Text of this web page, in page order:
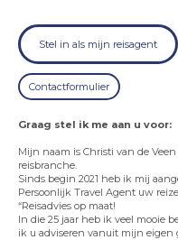
Stel in als mijn reisagent
Contactformulier
Graag stel ik me aan u voor:
Mijn naam is Christi van de
reisbranche.
Sinds begin 2021 heb ik mij
Persoonlijk Travel Agent uw
“Reisadvies op maat!
In die 25 jaar heb ik veel mooie
ik u adviseren vanuit mijn eigen